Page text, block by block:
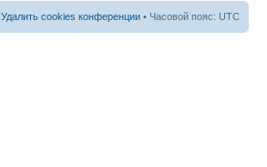
Удалить cookies конференции • Часовой пояс: UTC